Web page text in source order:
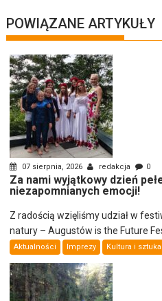
POWIĄZANE ARTYKUŁY
07 sierpnia, 2026 redakcja 0
Za nami wyjątkowy dzień
niezapomnianych emocji!
Z radością wzięliśmy udział w
natury – Augustów is the Future
Aktualności Imprezy Kultura i sztuka